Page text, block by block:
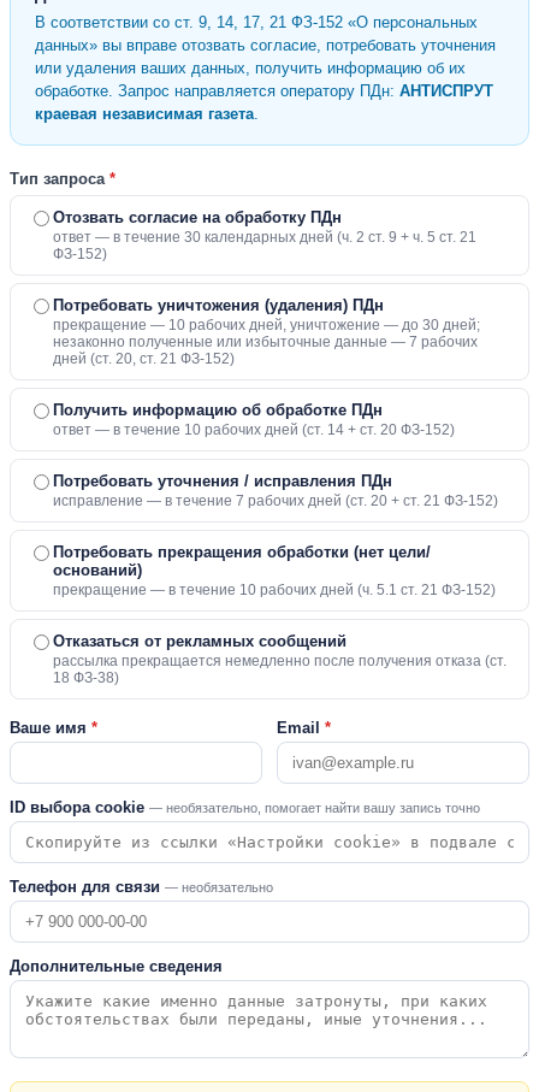
В соответствии со ст. 9, 14, 17, 21 ФЗ-152 «О персональных
данных» вы вправе отозвать согласие, потребовать уточнения
или удаления ваших данных, получить информацию об их
обработке. Запрос направляется оператору ПДн: АНТИСПРУТ
краевая независимая газета
Тип запроса *
Отозвать согласие на обработку ПДн
ответ — в течение 30 календарных дней (ч. 2 ст. 9 + ч. 5 ст. 21
ФЗ-152)
Потребовать уничтожения (удаления) ПДн
прекращение — 10 рабочих дней, уничтожение — до 30 дней;
незаконно полученные или избыточные данные — 7 рабочих
дней (ст. 20, ст. 21 ФЗ-152)
Получить информацию об обработке ПДн
ответ — в течение 10 рабочих дней (ст. 14 + ст. 20 ФЗ-152)
Потребовать уточнения / исправления ПДн
исправление — в течение 7 рабочих дней (ст. 20 + ст. 21 ФЗ-152)
Потребовать прекращения обработки (нет цели/
оснований)
прекращение — в течение 10 рабочих дней (ч. 5.1 ст. 21 ФЗ-152)
Отказаться от рекламных сообщений
рассылка прекращается немедленно после получения отказа (ст.
18 ФЗ-38)
Ваше имя * Email *
ID выбора cookie — необязательно, помогает найти вашу запись точно
Телефон для связи — необязательно
Дополнительные сведения